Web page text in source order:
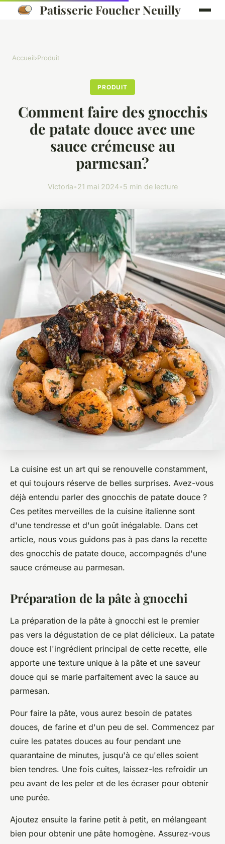
Patisserie Foucher Neuilly
Accueil›Produit
PRODUIT
Comment faire des gnocchis
de patate douce avec une
sauce crémeuse au
parmesan?
Victoria•21 mai 2024•5 min de lecture
La cuisine est un art qui se renouvelle constamment,
et qui toujours réserve de belles surprises. Avez-vous
déjà entendu parler des gnocchis de patate douce ?
Ces petites merveilles de la cuisine italienne sont
d'une tendresse et d'un goût inégalable. Dans cet
article, nous vous guidons pas à pas dans la recette
des gnocchis de patate douce, accompagnés d'une
sauce crémeuse au parmesan.
Préparation de la pâte à gnocchi
La préparation de la pâte à gnocchi est le premier
pas vers la dégustation de ce plat délicieux. La patate
douce est l'ingrédient principal de cette recette, elle
apporte une texture unique à la pâte et une saveur
douce qui se marie parfaitement avec la sauce au
parmesan.
Pour faire la pâte, vous aurez besoin de patates
douces, de farine et d'un peu de sel. Commencez par
cuire les patates douces au four pendant une
quarantaine de minutes, jusqu'à ce qu'elles soient
bien tendres. Une fois cuites, laissez-les refroidir un
peu avant de les peler et de les écraser pour obtenir
une purée.
Ajoutez ensuite la farine petit à petit, en mélangeant
bien pour obtenir une pâte homogène. Assurez-vous